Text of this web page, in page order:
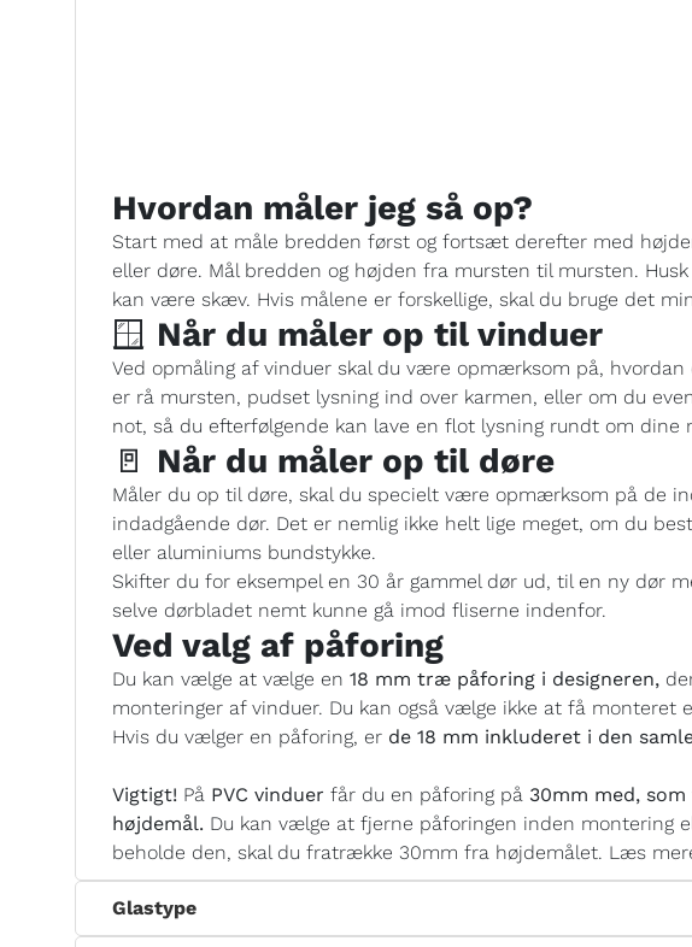
Hvordan måler jeg så op?
Start med at måle bredden først og fortsæt derefter med
eller døre. Mål bredden og højden fra mursten til mursten.
kan være skæv. Hvis målene er forskellige, skal du bruge det
🪟 Når du måler op til vinduer
Ved opmåling af vinduer skal du være opmærksom på,
er rå mursten, pudset lysning ind over karmen, eller om du
not, så du efterfølgende kan lave en flot lysning rundt om dine
🚪 Når du måler op til døre
Måler du op til døre, skal du specielt være opmærksom på de
indadgående dør. Det er nemlig ikke helt lige meget, om du
eller aluminiums bundstykke.
Skifter du for eksempel en 30 år gammel dør ud, til en ny dør
selve dørbladet nemt kunne gå imod fliserne indenfor.
Ved valg af påforing
Du kan vælge at vælge en 18 mm træ påforing i designeren,
monteringer af vinduer. Du kan også vælge ikke at få monteret
Hvis du vælger en påforing, er de 18 mm inkluderet i den
Vigtigt! På PVC vinduer får du en påforing på 30mm med,
højdemål. Du kan vælge at fjerne påforingen inden montering
beholde den, skal du fratrække 30mm fra højdemålet. Læs mere
Glastype